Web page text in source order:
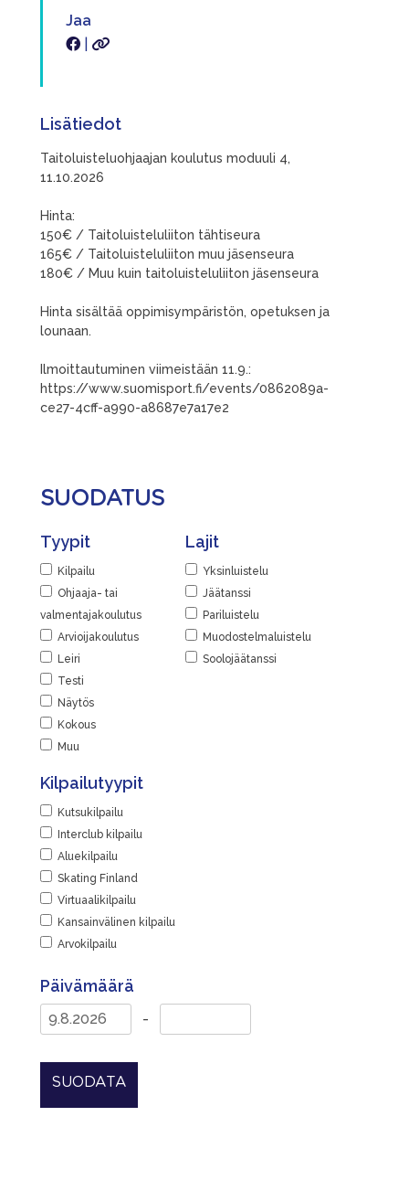
Jaa
Lisätiedot
Taitoluisteluohjaajan koulutus moduuli 4,
11.10.2026
Hinta:
150€ / Taitoluisteluliiton tähtiseura
165€ / Taitoluisteluliiton muu jäsenseura
180€ / Muu kuin taitoluisteluliiton jäsenseura
Hinta sisältää oppimisympäristön, opetuksen ja
lounaan.
Ilmoittautuminen viimeistään 11.9.:
https://www.suomisport.fi/events/0862089a-
ce27-4cff-a990-a8687e7a17e2
SUODATUS
Tyypit
Kilpailu
Ohjaaja- tai
valmentajakoulutus
Arvioijakoulutus
Leiri
Testi
Näytös
Kokous
Muu
Lajit
Yksinluistelu
Jäätanssi
Pariluistelu
Muodostelmaluistelu
Soolojäätanssi
Kilpailutyypit
Kutsukilpailu
Interclub kilpailu
Aluekilpailu
Skating Finland
Virtuaalikilpailu
Kansainvälinen kilpailu
Arvokilpailu
Päivämäärä
-
SUODATA